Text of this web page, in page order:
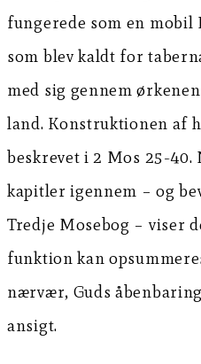
fungerede som en
som blev kaldt for
med sig gennem
land. Konstruktionen af
beskrevet i 2 Mos 25-40.
kapitler igennem – og
Tredje Mosebog – viser
funktion kan
nærvær, Guds
ansigt.